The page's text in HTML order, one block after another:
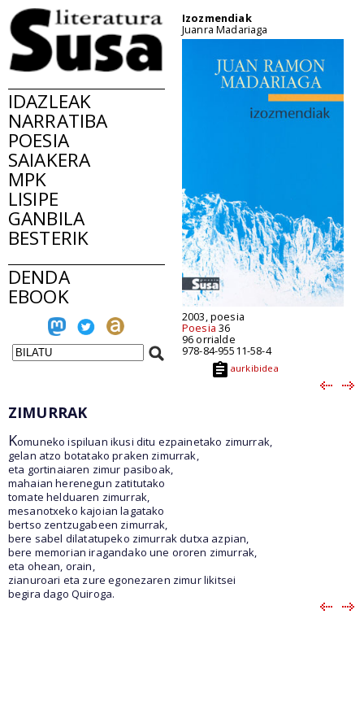
IDAZLEAK
NARRATIBA
POESIA
SAIAKERA
MPK
LISIPE
GANBILA
BESTERIK
DENDA
EBOOK
Izozmendiak
Juanra Madariaga
2003, poesia
Poesia 36
96 orrialde
978-84-95511-58-4
aurkibidea
ZIMURRAK
Komuneko ispiluan ikusi ditu ezpainetako zimurrak,
gelan atzo botatako praken zimurrak,
eta gortinaiaren zimur pasiboak,
mahaian herenegun zatitutako
tomate helduaren zimurrak,
mesanotxeko kajoian lagatako
bertso zentzugabeen zimurrak,
bere sabel dilatatupeko zimurrak dutxa azpian,
bere memorian iragandako une ororen zimurrak,
eta ohean, orain,
zianuroari eta zure egonezaren zimur likitsei
begira dago Quiroga.